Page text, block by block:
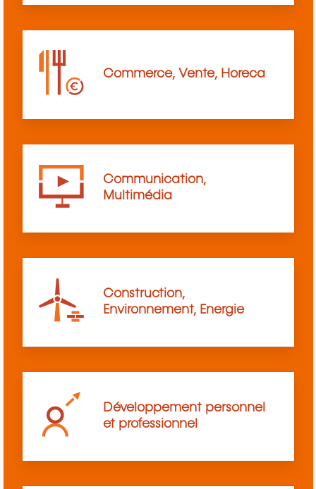
Commerce, Vente, Horeca
Communication,
Multimédia
Construction,
Environnement, Energie
Développement personnel
et professionnel